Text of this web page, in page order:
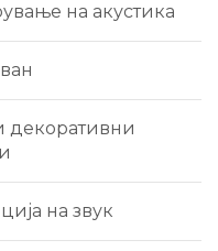
на акустика
декоративни
на звук